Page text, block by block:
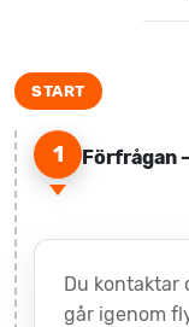
1 Förfrågan
Du kontaktar
går igenom